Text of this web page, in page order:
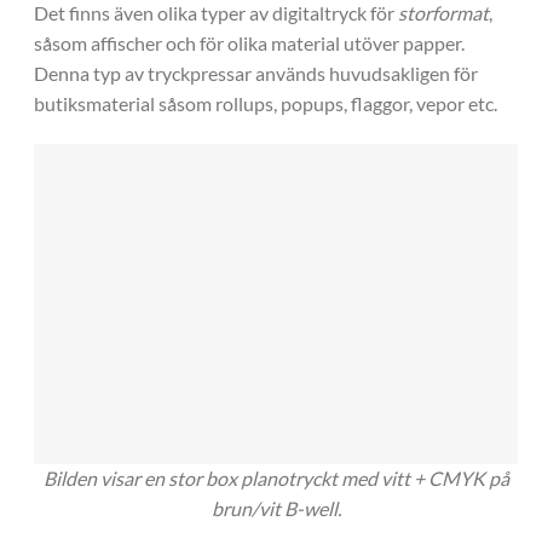
Det finns även olika typer av digitaltryck för storformat,
såsom affischer och för olika material utöver papper.
Denna typ av tryckpressar används huvudsakligen för
butiksmaterial såsom rollups, popups, flaggor, vepor etc.
Bilden visar en stor box planotryckt med vitt + CMYK på
brun/vit B-well.